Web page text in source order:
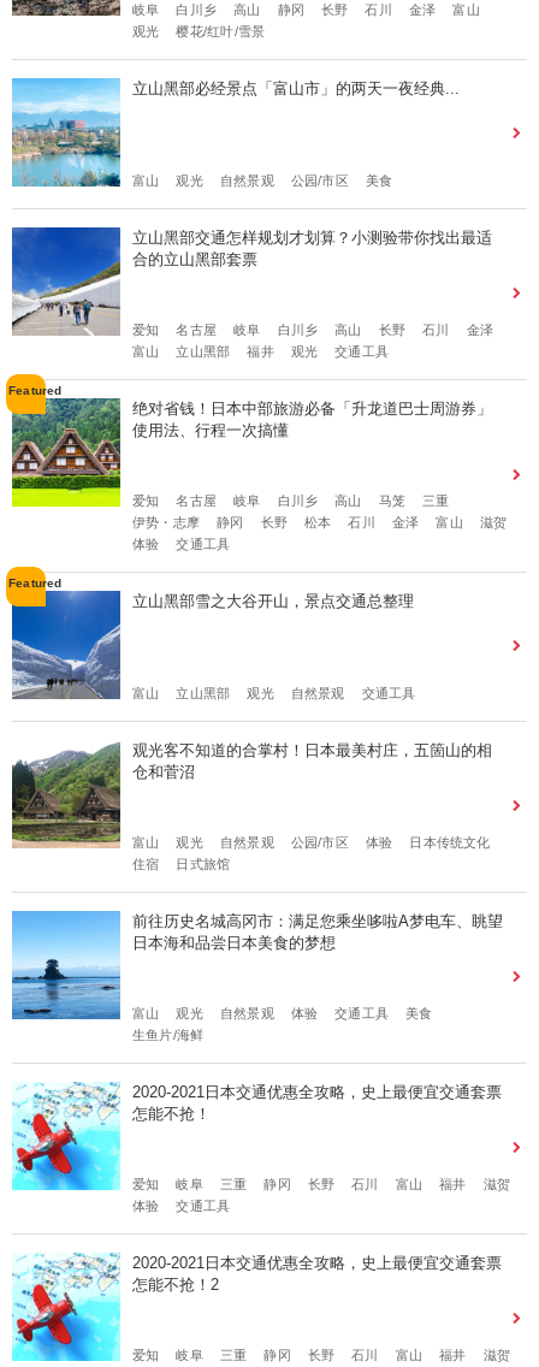
岐阜 白川乡 高山 静冈 长野 石川 金泽
富山
观光
樱花/红叶/雪景
立山黑部必经景点「富山市」的两天一夜经典...
富山 观光 自然景观 公园/市区 美食
立山黑部交通怎样规划才划算？小测验带你找出最适
合的立山黑部套票
爱知 名古屋 岐阜 白川乡 高山 长野 石川
金泽
富山
立山黑部 福井 观光 交通工具
绝对省钱！日本中部旅游必备「升龙道巴士周游券」
使用法、行程一次搞懂
爱知 名古屋 岐阜 白川乡 高山 马笼
三重
伊势・志摩
静冈 长野 松本 石川 金泽 富山
滋贺
体验
交通工具
立山黑部雪之大谷开山，景点交通总整理
富山 立山黑部 观光 自然景观 交通工具
观光客不知道的合掌村！日本最美村庄，五箇山的相
仓和菅沼
富山 观光 自然景观 公园/市区 体验
日本传统文化
住宿
日式旅馆
前往历史名城高冈市：满足您乘坐哆啦A梦电车、眺望
日本海和品尝日本美食的梦想
富山 观光 自然景观 体验 交通工具
美食
生鱼片/海鲜
2020-2021日本交通优惠全攻略，史上最便宜交通套票
怎能不抢！
爱知 岐阜 三重 静冈 长野 石川 富山 福井
滋贺
体验
交通工具
2020-2021日本交通优惠全攻略，史上最便宜交通套票
怎能不抢！2
爱知 岐阜 三重 静冈 长野 石川 富山 福井
滋贺